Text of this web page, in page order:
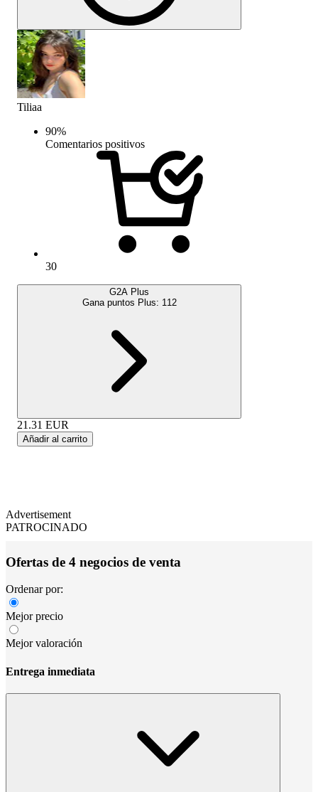
Tiliaa
90%
Comentarios positivos
30
G2A Plus
Gana puntos Plus: 112
21.31 EUR
Añadir al carrito
Advertisement
PATROCINADO
Ofertas de 4 negocios de venta
Ordenar por:
Mejor precio
Mejor valoración
Entrega inmediata